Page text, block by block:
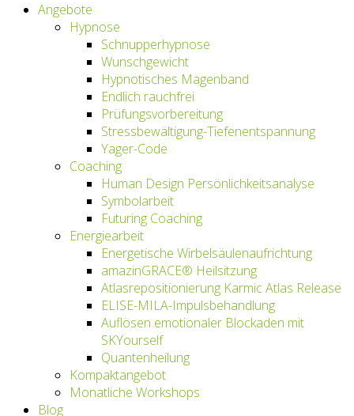
Angebote
Hypnose
Schnupperhypnose
Wunschgewicht
Hypnotisches Magenband
Endlich rauchfrei
Prüfungsvorbereitung
Stressbewältigung-Tiefenentspannung
Yager-Code
Coaching
Human Design Persönlichkeitsanalyse
Symbolarbeit
Futuring Coaching
Energiearbeit
Energetische Wirbelsäulenaufrichtung
amazinGRACE® Heilsitzung
Atlasrepositionierung Karmic Atlas Release
ELISE-MILA-Impulsbehandlung
Auflösen emotionaler Blockaden mit
SKYourself
Quantenheilung
Kompaktangebot
Monatliche Workshops
Blog